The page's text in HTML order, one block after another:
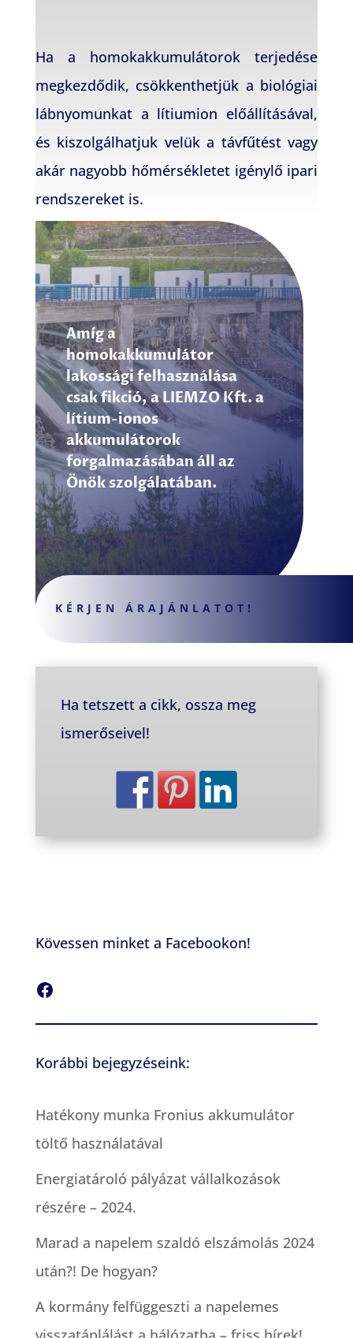
Ha a homokakkumulátorok terjedése
megkezdődik, csökkenthetjük a biológiai
lábnyomunkat a lítiumion előállításával,
és kiszolgálhatjuk velük a távfűtést vagy
akár nagyobb hőmérsékletet igénylő ipari
rendszereket is.
Amíg a
homokakkumulátor
lakossági felhasználása
csak fikció, a LIEMZO Kft. a
lítium-ionos
akkumulátorok
forgalmazásában áll az
Önök szolgálatában.
KÉRJEN ÁRAJÁNLATOT!
Ha tetszett a cikk, ossza meg
ismerőseivel!
Kövessen minket a Facebookon!
Facebook
Korábbi bejegyzéseink:
Hatékony munka Fronius akkumulátor
töltő használatával
Energiatároló pályázat vállalkozások
részére – 2024.
Marad a napelem szaldó elszámolás 2024
után?! De hogyan?
A kormány felfüggeszti a napelemes